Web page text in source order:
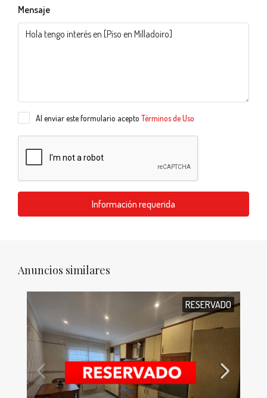
Mensaje
Al enviar este formulario acepto Términos de Uso
Información requerida
Anuncios similares
RESERVADO